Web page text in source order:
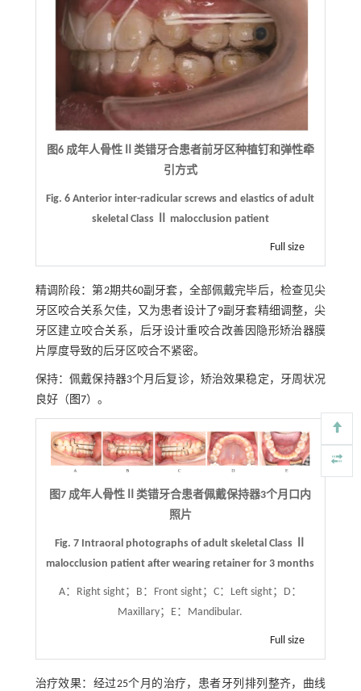
图6 成年人骨性Ⅱ类错牙合患者前牙区种植钉和弹性牵
引方式
Fig. 6 Anterior inter-radicular screws and elastics of adult
skeletal Class Ⅱ malocclusion patient
Full size
精调阶段：第2期共60副牙套，全部佩戴完毕后，检查见尖
牙区咬合关系欠佳，又为患者设计了9副牙套精细调整，尖
牙区建立咬合关系，后牙设计重咬合改善因隐形矫治器膜
片厚度导致的后牙区咬合不紧密。
保持：佩戴保持器3个月后复诊，矫治效果稳定，牙周状况
良好（ 图7）。
图7 成年人骨性Ⅱ类错牙合患者佩戴保持器3个月口内
照片
Fig. 7 Intraoral photographs of adult skeletal Class Ⅱ
malocclusion patient after wearing retainer for 3 months
A：Right sight；B：Front sight；C：Left sight；D：
Maxillary；E：Mandibular.
Full size
治疗效果：经过25个月的治疗，患者牙列排列整齐，曲线